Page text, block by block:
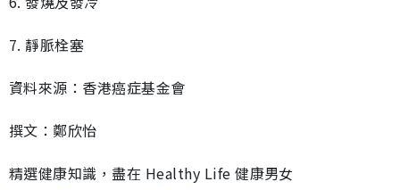
7. 靜脈栓塞
資料來源：香港癌症基金會
撰文：鄭欣怡
精選健康知識，盡在 Healthy Life 健康男女